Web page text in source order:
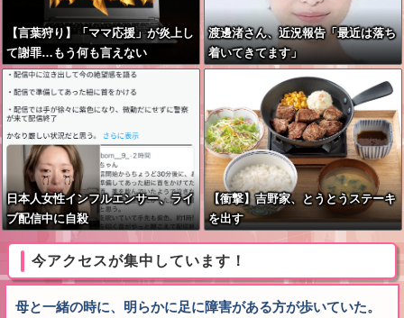
【言葉狩り】「ママ応援」が炎上し
て謝罪…もう何も言えない
渡邊渚さん、近況報告「最近は落ち
着いてきてます」
日本人女性インフルエンサー、ライ
ブ配信中に自殺
【衝撃】吉野家、とうとうステーキ
を出す
今アクセスが集中しています！
母と一緒の時に、明らかに足に障害がある方が歩いていた。